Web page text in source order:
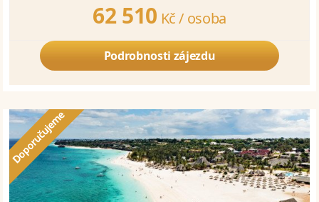
62 510 Kč / osoba
Podrobnosti zájezdu